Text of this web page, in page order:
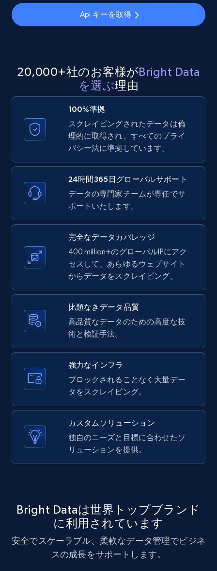
IsCurrentSignedInAgentResponsible, Bedrooms,
text, Date posted, and more.
11.3K+ 1.5K+ 無料トライアル
LinkedIn posts - Discover user's articles by
URL
text, Date posted, and more.
11.3K+ 1.5K+ 無料トライアル
URL
URL, ID, User id, Use url, Title, Headline, Post
text, Date posted, and more.
1.5K+
LinkedIn posts - Discover new posts
company URL
URL, ID, User id, Use url, Title, Headline, Post
text, Date posted, and more.
X (formerly Twitter) - Posts
ID, User posted, Name, Description, Date
posted, Photos, URL, Quoted post, and more.
Api キーを取得
20,000+社のお客様がBright Data
を選ぶ理由
100%準拠
スクレイピングされたデータは倫
理的に取得され、すべてのプライ
バシー法に準拠しています。
24時間365日グローバルサポート
データの専門家チームが専任でサ
ポートいたします。
完全なデータカバレッジ
400 million+のグローバルIPにアク
セスして、あらゆるウェブサイト
からデータをスクレイピング。
比類なきデータ品質
高品質なデータのための高度な技
術と検証手法。
強力なインフラ
ブロックされることなく大量デー
タをスクレイピング。
カスタムソリューション
独自のニーズと目標に合わせたソ
リューションを提供。
Bright Dataは世界トップブランド
に利用されています
安全でスケーラブル、柔軟なデータ管理でビジネ
スの成長をサポートします。